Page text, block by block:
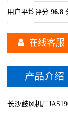
用户平均评分 96.8
在线客服
产品介绍
长沙鼓风机厂